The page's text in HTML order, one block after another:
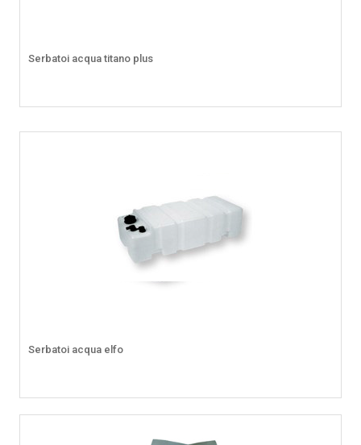
Serbatoi acqua titano plus
Serbatoi acqua elfo